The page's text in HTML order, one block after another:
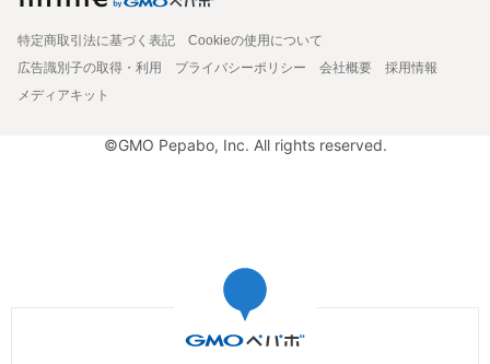
特定商取引法に基づく表記
Cookieの使用について
広告識別子の取得・利用
プライバシーポリシー 会社概要
採用情報
メディアキット
©GMO Pepabo, Inc. All rights reserved.